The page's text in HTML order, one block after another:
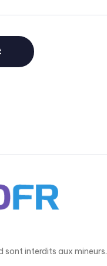
sont interdits aux mineurs.​​